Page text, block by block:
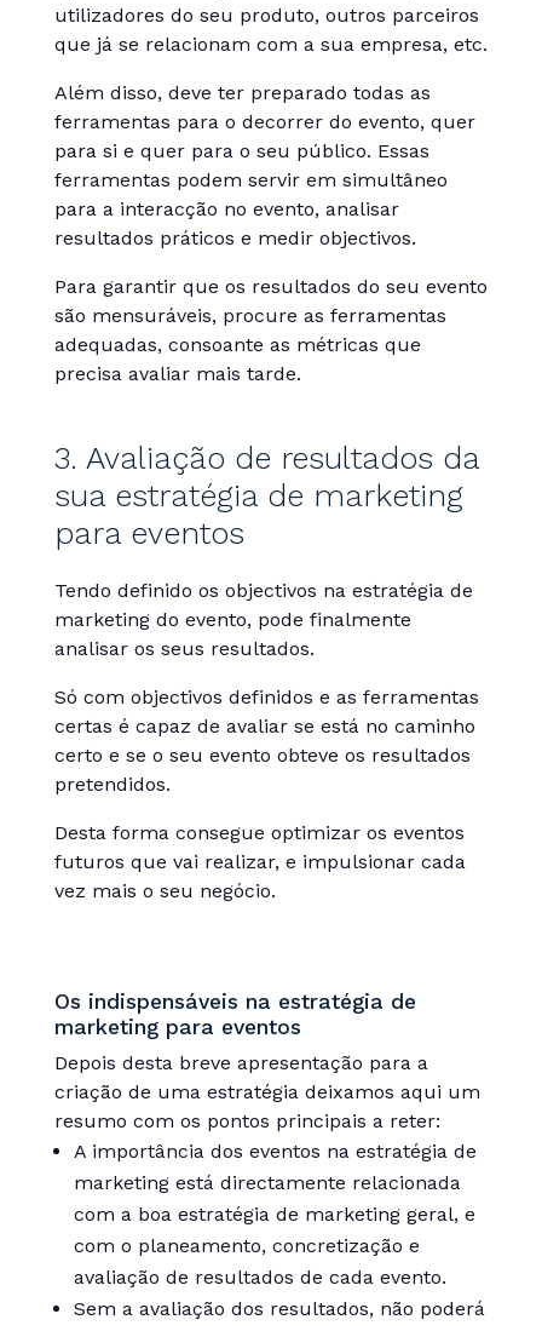
utilizadores do seu produto, outros parceiros
que já se relacionam com a sua empresa, etc.
Além disso, deve ter preparado todas as
ferramentas para o decorrer do evento, quer
para si e quer para o seu público. Essas
ferramentas podem servir em simultâneo
para a interacção no evento, analisar
resultados práticos e medir objectivos.
Para garantir que os resultados do seu evento
são mensuráveis, procure as ferramentas
adequadas, consoante as métricas que
precisa avaliar mais tarde.
3. Avaliação de resultados da
sua estratégia de marketing
para eventos
Tendo definido os objectivos na estratégia de
marketing do evento, pode finalmente
analisar os seus resultados.
Só com objectivos definidos e as ferramentas
certas é capaz de avaliar se está no caminho
certo e se o seu evento obteve os resultados
pretendidos.
Desta forma consegue optimizar os eventos
futuros que vai realizar, e impulsionar cada
vez mais o seu negócio.
Os indispensáveis na estratégia de
marketing para eventos
Depois desta breve apresentação para a
criação de uma estratégia deixamos aqui um
resumo com os pontos principais a reter:
A importância dos eventos na estratégia de
marketing está directamente relacionada
com a boa estratégia de marketing geral, e
com o planeamento, concretização e
avaliação de resultados de cada evento.
Sem a avaliação dos resultados, não poderá